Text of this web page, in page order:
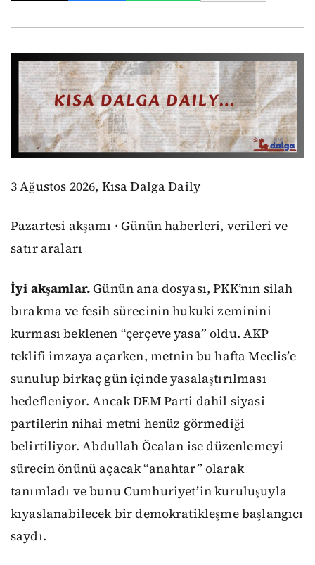
3 Ağustos 2026, Kısa Dalga Daily
Pazartesi akşamı · Günün haberleri, verileri ve
satır araları
İyi akşamlar.Günün ana dosyası, PKK’nın silah
bırakma ve fesih sürecinin hukuki zeminini
kurması beklenen “çerçeve yasa” oldu. AKP
teklifi imzaya açarken, metnin bu hafta Meclis’e
sunulup birkaç gün içinde yasalaştırılması
hedefleniyor. Ancak DEM Parti dahil siyasi
partilerin nihai metni henüz görmediği
belirtiliyor. Abdullah Öcalan ise düzenlemeyi
sürecin önünü açacak “anahtar” olarak
tanımladı ve bunu Cumhuriyet’in kuruluşuyla
kıyaslanabilecek bir demokratikleşme başlangıcı
saydı.